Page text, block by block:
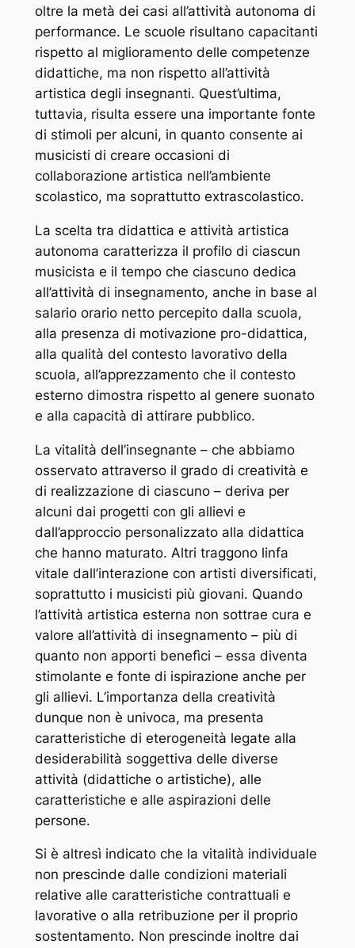
oltre la metà dei casi all’attività autonoma di
performance. Le scuole risultano capacitanti
rispetto al miglioramento delle competenze
didattiche, ma non rispetto all’attività
artistica degli insegnanti. Quest’ultima,
tuttavia, risulta essere una importante fonte
di stimoli per alcuni, in quanto consente ai
musicisti di creare occasioni di
collaborazione artistica nell’ambiente
scolastico, ma soprattutto extrascolastico.
La scelta tra didattica e attività artistica
autonoma caratterizza il profilo di ciascun
musicista e il tempo che ciascuno dedica
all’attività di insegnamento, anche in base al
salario orario netto percepito dalla scuola,
alla presenza di motivazione pro-didattica,
alla qualità del contesto lavorativo della
scuola, all’apprezzamento che il contesto
esterno dimostra rispetto al genere suonato
e alla capacità di attirare pubblico.
La vitalità dell’insegnante – che abbiamo
osservato attraverso il grado di creatività e
di realizzazione di ciascuno – deriva per
alcuni dai progetti con gli allievi e
dall’approccio personalizzato alla didattica
che hanno maturato. Altri traggono linfa
vitale dall’interazione con artisti diversificati,
soprattutto i musicisti più giovani. Quando
l’attività artistica esterna non sottrae cura e
valore all’attività di insegnamento – più di
quanto non apporti benefìci – essa diventa
stimolante e fonte di ispirazione anche per
gli allievi. L’importanza della creatività
dunque non è univoca, ma presenta
caratteristiche di eterogeneità legate alla
desiderabilità soggettiva delle diverse
attività (didattiche o artistiche), alle
caratteristiche e alle aspirazioni delle
persone.
Si è altresì indicato che la vitalità individuale
non prescinde dalle condizioni materiali
relative alle caratteristiche contrattuali e
lavorative o alla retribuzione per il proprio
sostentamento. Non prescinde inoltre dai